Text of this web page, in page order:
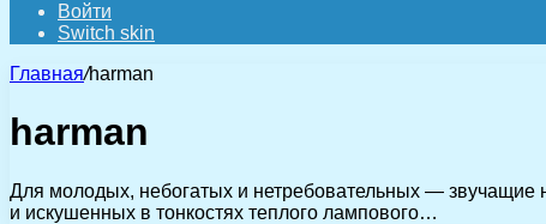
Войти
Switch skin
Главная/harman
harman
Для молодых, небогатых и нетребовательных — звучащие
и искушенных в тонкостях теплого лампового…